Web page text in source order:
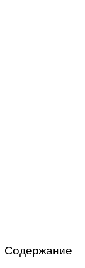
Содержание